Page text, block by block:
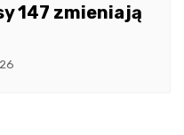
147 zmieniają